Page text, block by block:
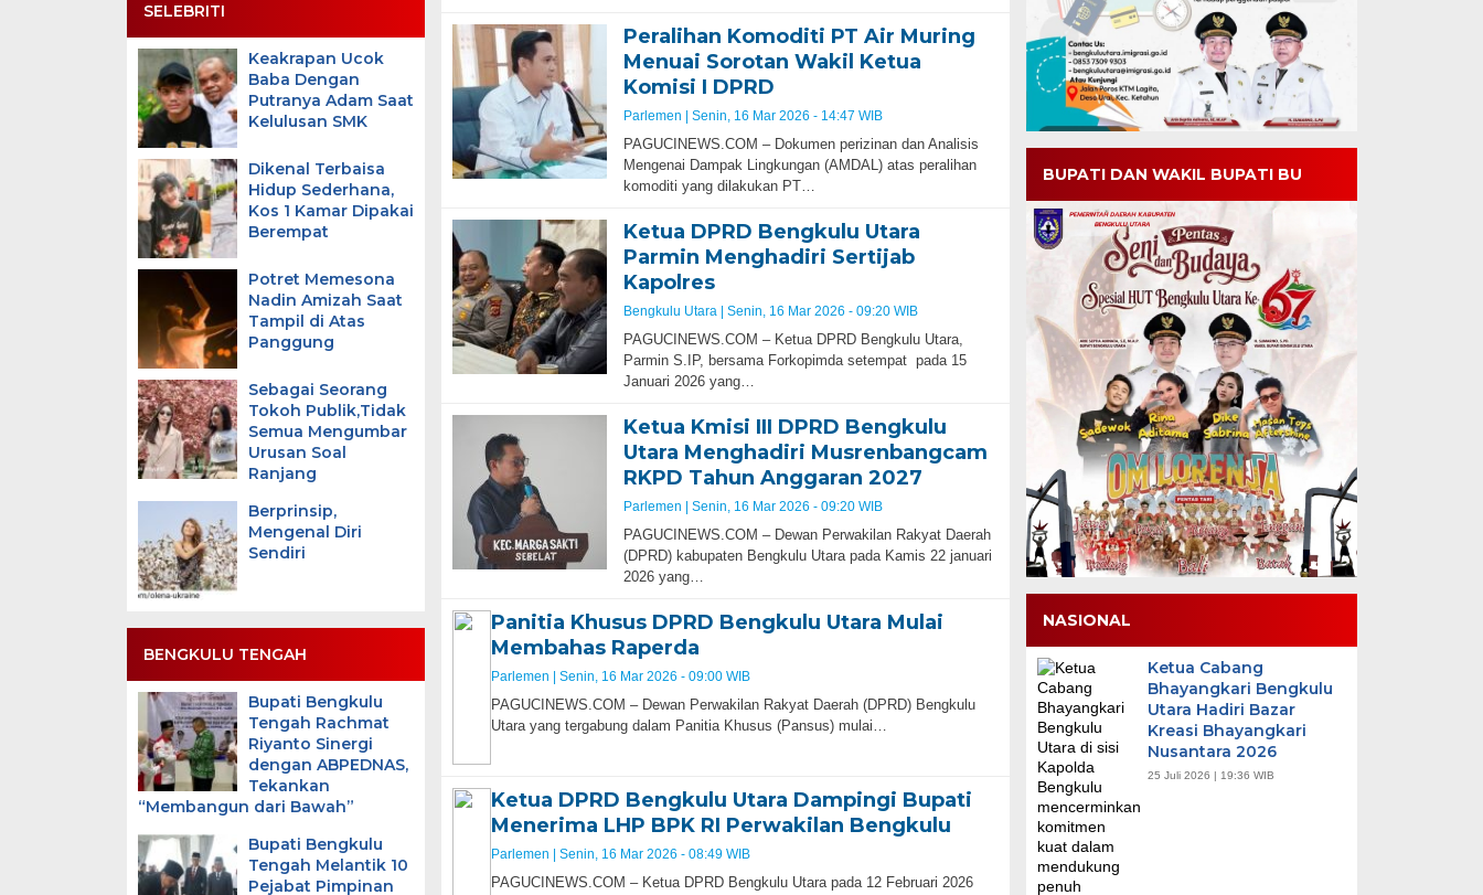
SELEBRITI
Keakrapan Ucok
Baba Dengan
Putranya Adam Saat
Kelulusan SMK
Dikenal Terbaisa
Hidup Sederhana,
Kos 1 Kamar Dipakai
Berempat
Potret Memesona
Nadin Amizah Saat
Tampil di Atas
Panggung
Sebagai Seorang
Tokoh Publik,Tidak
Semua Mengumbar
Urusan Soal
Ranjang
Berprinsip,
Mengenal Diri
Sendiri
BENGKULU TENGAH
Bupati Bengkulu
Tengah Rachmat
Riyanto Sinergi
dengan ABPEDNAS,
Tekankan
“Membangun dari Bawah”
Bupati Bengkulu
Tengah Melantik 10
Pejabat Pimpinan
Peralihan Komoditi PT Air Muring
Menuai Sorotan Wakil Ketua
Komisi I DPRD
Parlemen | Senin, 16 Mar 2026 - 14:47 WIB
PAGUCINEWS.COM – Dokumen perizinan dan Analisis
Mengenai Dampak Lingkungan (AMDAL) atas peralihan
komoditi yang dilakukan PT…
Ketua DPRD Bengkulu Utara
Parmin Menghadiri Sertijab
Kapolres
Bengkulu Utara | Senin, 16 Mar 2026 - 09:20 WIB
PAGUCINEWS.COM – Ketua DPRD Bengkulu Utara,
Parmin S.IP, bersama Forkopimda setempat pada 15
Januari 2026 yang…
Ketua Kmisi III DPRD Bengkulu
Utara Menghadiri Musrenbangcam
RKPD Tahun Anggaran 2027
Parlemen | Senin, 16 Mar 2026 - 09:20 WIB
PAGUCINEWS.COM – Dewan Perwakilan Rakyat Daerah
(DPRD) kabupaten Bengkulu Utara pada Kamis 22 januari
2026 yang…
Panitia Khusus DPRD Bengkulu Utara Mulai
Membahas Raperda
Parlemen | Senin, 16 Mar 2026 - 09:00 WIB
PAGUCINEWS.COM – Dewan Perwakilan Rakyat Daerah (DPRD) Bengkulu
Utara yang tergabung dalam Panitia Khusus (Pansus) mulai…
Ketua DPRD Bengkulu Utara Dampingi Bupati
Menerima LHP BPK RI Perwakilan Bengkulu
Parlemen | Senin, 16 Mar 2026 - 08:49 WIB
PAGUCINEWS.COM ​– Ketua DPRD Bengkulu Utara pada 12 Februari 2026
BUPATI DAN WAKIL BUPATI BU
NASIONAL
Ketua Cabang
Bhayangkari Bengkulu
Utara Hadiri Bazar
Kreasi Bhayangkari
Nusantara 2026
25 Juli 2026 | 19:36 WIB